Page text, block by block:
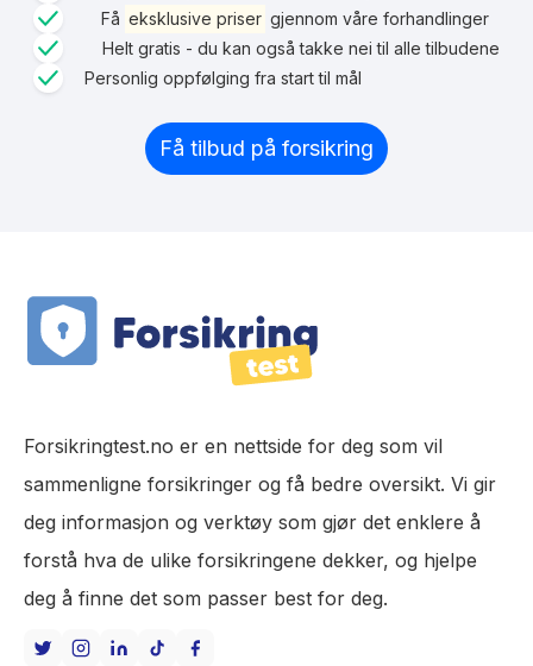
Få eksklusive priser gjennom våre forhandlinger
Helt gratis - du kan også takke nei til alle tilbudene
Personlig oppfølging fra start til mål
Få tilbud på forsikring
Forsikringtest.no er en nettside for deg som vil
sammenligne forsikringer og få bedre oversikt. Vi gir
deg informasjon og verktøy som gjør det enklere å
forstå hva de ulike forsikringene dekker, og hjelpe
deg å finne det som passer best for deg.